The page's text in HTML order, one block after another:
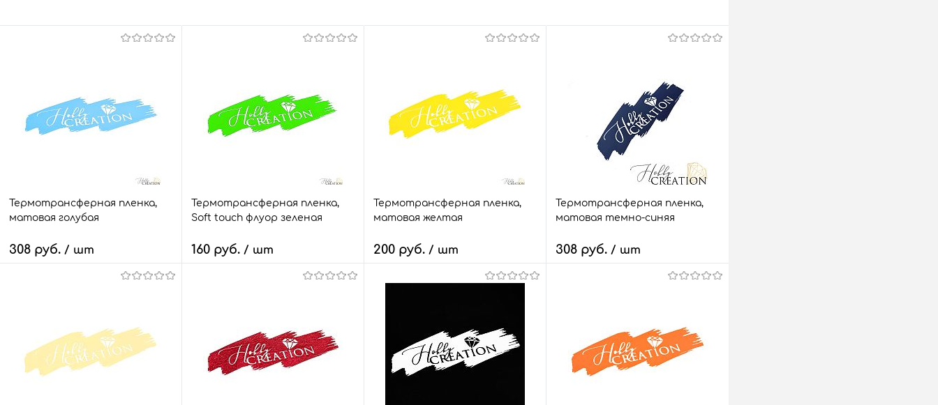
Термотрансферная пленка,
матовая голубая
308 руб. / шт
Сравнить
В избранное
12 шт.
Размер:
Термотрансферная пленка,
Soft touch флуор зеленая
160 руб. / шт
В избранное
2 шт.
Размер:
Термотрансферная пленка,
матовая желтая
200 руб. / шт
Быстрый заказ
Сравнить
В избранное
3 шт.
Размер:
Термотрансферная пленка,
матовая темно-синяя
308 руб. / шт
Сравнить
В избранное
4 шт.
Размер: